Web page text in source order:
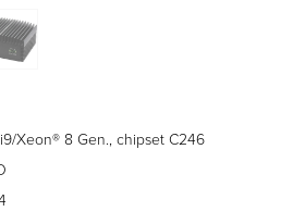
Xeon® 8 Gen., chipset C246